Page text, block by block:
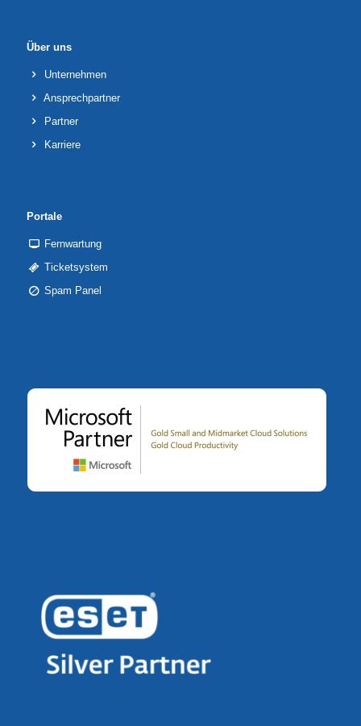
Über uns
Unternehmen
Ansprechpartner
Partner
Karriere
Portale
Fernwartung
Ticketsystem
Spam Panel